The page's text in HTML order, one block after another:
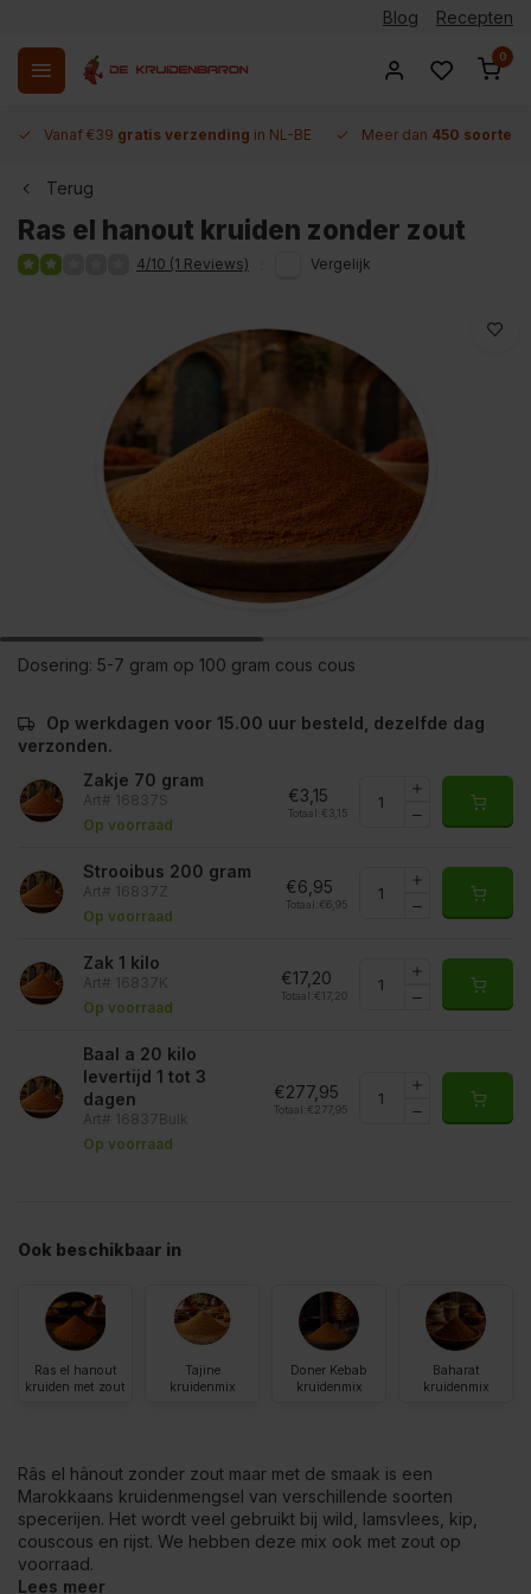
Blog Recepten
0
Vanaf €39 gratis verzending in NL-BE Meer dan 450 soorten
Terug
Ras el hanout kruiden zonder zout
4/10 (1 Reviews) Vergelijk
Dosering: 5-7 gram op 100 gram cous cous
Op werkdagen voor 15.00 uur besteld, dezelfde dag
verzonden.
Zakje 70 gram
Art# 16837S
Op voorraad
€3,15
Totaal: €3,15
Strooibus 200 gram
Art# 16837Z
Op voorraad
€6,95
Totaal: €6,95
Zak 1 kilo
Art# 16837K
Op voorraad
€17,20
Totaal: €17,20
Baal a 20 kilo
levertijd 1 tot 3
dagen
Art# 16837Bulk
Op voorraad
€277,95
Totaal: €277,95
Ook beschikbaar in
Ras el hanout
kruiden met zout
Tajine
kruidenmix
Doner Kebab
kruidenmix
Baharat
kruidenmix
Râs el hânout zonder zout maar met de smaak is een
Marokkaans kruidenmengsel van verschillende soorten
specerijen. Het wordt veel gebruikt bij wild, lamsvlees, kip,
couscous en rijst. We hebben deze mix ook met zout op
voorraad.
Lees meer